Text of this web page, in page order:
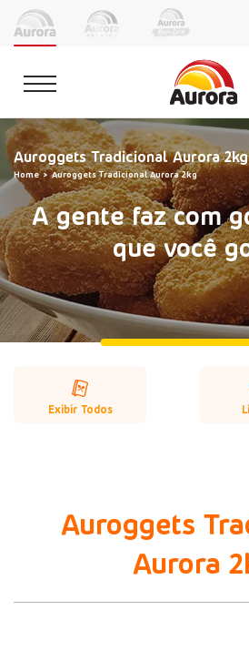
Auroggets Tradicional Aurora 2kg
Home Auroggets Tradicional Aurora 2kg
A gente faz com
que você
Exibir Todos
Auroggets
Aurora